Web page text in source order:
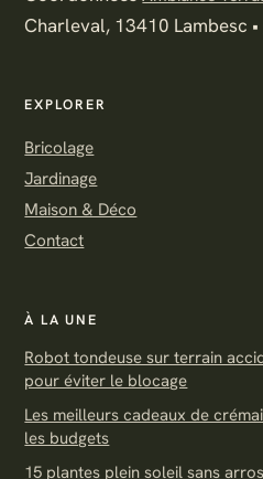
Charleval, 13410 Lambesc •
EXPLORER
Bricolage
Jardinage
Maison & Déco
Contact
À LA UNE
Robot tondeuse sur terrain
pour éviter le blocage
Les meilleurs cadeaux de
les budgets
15 plantes plein soleil sans